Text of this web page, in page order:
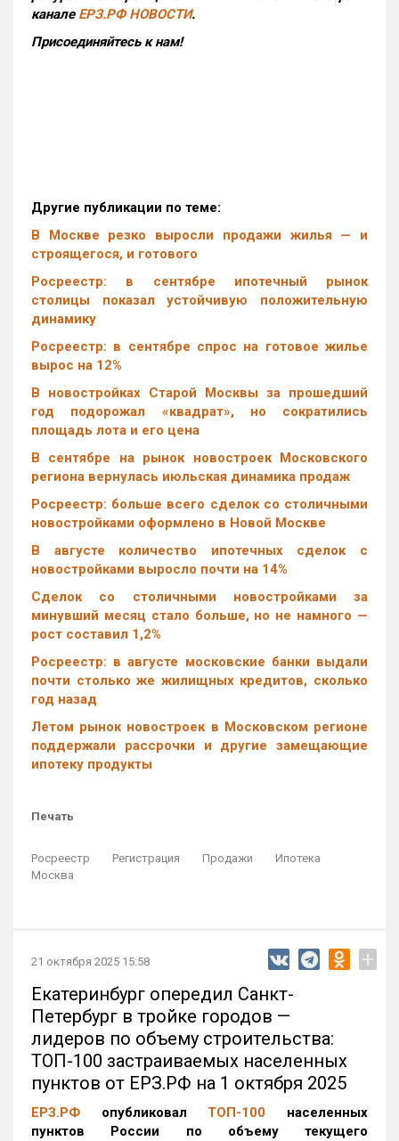
канале ЕРЗ.РФ НОВОСТИ.
Присоединяйтесь к нам!
Другие публикации по теме:
В Москве резко выросли продажи жилья — и
строящегося, и готового
Росреестр: в сентябре ипотечный рынок
столицы показал устойчивую положительную
динамику
Росреестр: в сентябре спрос на готовое жилье
вырос на 12%
В новостройках Старой Москвы за прошедший
год подорожал «квадрат», но сократились
площадь лота и его цена
В сентябре на рынок новостроек Московского
региона вернулась июльская динамика продаж
Росреестр: больше всего сделок со столичными
новостройками оформлено в Новой Москве
В августе количество ипотечных сделок с
новостройками выросло почти на 14%
Cделок со столичными новостройками за
минувший месяц стало больше, но не намного —
рост составил 1,2%
Росреестр: в августе московские банки выдали
почти столько же жилищных кредитов, сколько
год назад
Летом рынок новостроек в Московском регионе
поддержали рассрочки и другие замещающие
ипотеку продукты
Печать
Росреестр Регистрация Продажи
Ипотека
Москва
21 октября 2025 15:58 +
Екатеринбург опередил Санкт-
Петербург в тройке городов —
лидеров по объему строительства:
ТОП-100 застраиваемых населенных
пунктов от ЕРЗ.РФ на 1 октября 2025
ЕРЗ.РФ опубликовал ТОП-100 населенных
пунктов России по объему текущего